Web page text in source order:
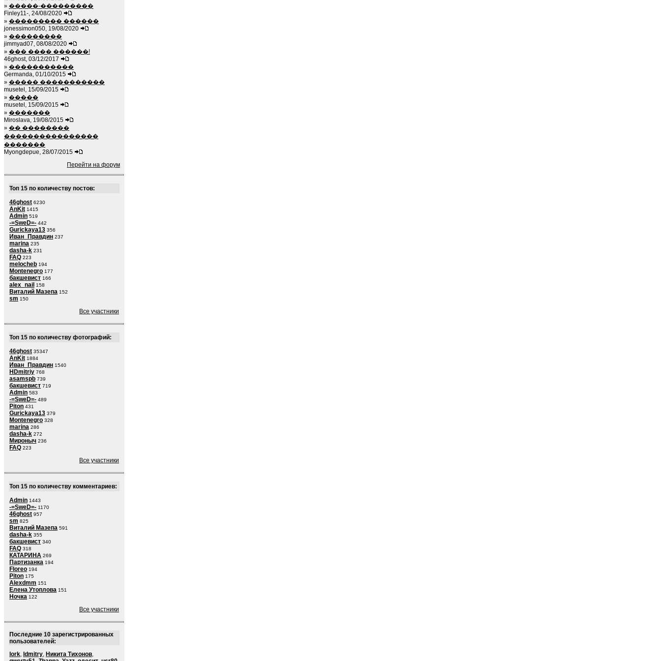
» �����-���������
Finley11-, 24/08/2020
» ��������� ������
jonessimon050, 19/08/2020
» ���������
jimmyad07, 08/08/2020
» ��� ���� ������!
46ghost, 03/12/2017
» �����������
Germanda, 01/10/2015
» ����� �����������
musetel, 15/09/2015
» �����
musetel, 15/09/2015
» �������
Miroslava, 19/08/2015
» �� ��������
����������������
�������
Myongdepue, 28/07/2015
Перейти на форум
Топ 15 по количеству постов:
46ghost 6230
AnKit 1415
Admin 519
-=SweD=- 442
Gurickaya13 356
Иван_Правдин 237
marina 235
dasha-k 231
FAQ 223
melocheb 194
Montenegro 177
бакшевист 166
alex_nail 158
Виталий Мазепа 152
sm 150
Все участники
Топ 15 по количеству фотографий:
46ghost 35347
AnKit 1884
Иван_Правдин 1540
HDmitriy 768
asamspb 739
бакшевист 719
Admin 583
-=SweD=- 489
Piton 431
Gurickaya13 379
Montenegro 328
marina 286
dasha-k 272
Мироныч 236
FAQ 223
Все участники
Топ 15 по количеству комментариев:
Admin 1443
-=SweD=- 1170
46ghost 957
sm 825
Виталий Мазепа 591
dasha-k 355
бакшевист 340
FAQ 318
КАТАРИНА 269
Партизанка 194
Floreo 194
Piton 175
Alexdmm 151
Елена Утоплова 151
Ночка 122
Все участники
Последние 10 зарегистрированных
пользователей:
lork, ldmitry, Никита Тихонов,